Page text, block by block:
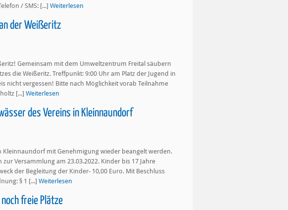
/ SMS: [...] Weiterlesen
der Weißeritz
Gemeinsam mit dem Umweltzentrum Freital säubern
die Weißeritz. Treffpunkt: 9:00 Uhr am Platz der Jugend in
nicht vergessen! Bitte nach Möglichkeit vorab Teilnahme
[...] Weiterlesen
des Vereins in Kleinnaundorf
Kleinnaundorf mit Genehmigung wieder beangelt werden.
Versammlung am 23.03.2022. Kinder bis 17 Jahre
der Begleitung der Kinder- 10,00 Euro. Mit Beschluss
§ 1 [...] Weiterlesen
freie Plätze